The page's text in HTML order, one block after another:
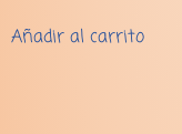
Añadir al carrito